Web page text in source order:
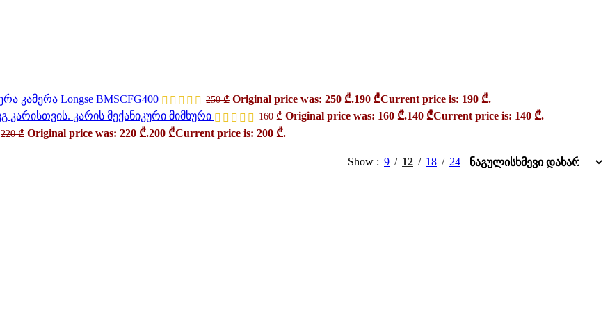
კამერა Longse BMSCFG400 250₾ Original price was: 250 ₾.190 ₾Current price is: 190 ₾.
კარის მექანიკური მიმხური
160₾ Original price was: 160 ₾.140 ₾Current price is: 140 ₾.
220₾ Original price was: 220 ₾.200 ₾Current price is: 200 ₾.
Show 9 12 18 24